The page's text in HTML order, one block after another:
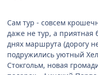
Сам тур - совсем
даже не тур, а приятная
днях маршрута (дорогу
подружились уютный
Стокгольм, новая